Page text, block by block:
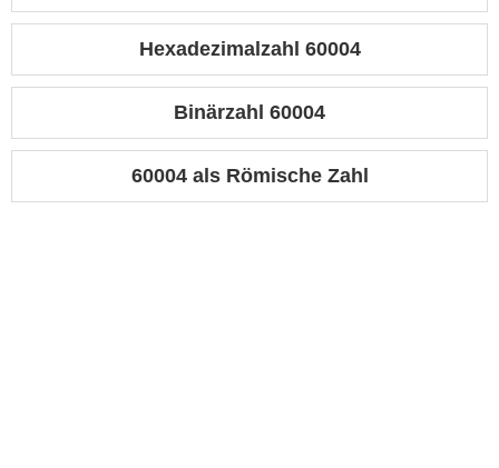
Hexadezimalzahl 60004
Binärzahl 60004
60004 als Römische Zahl